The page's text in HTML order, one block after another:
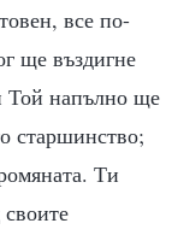
все по-
ще въздигне
Той напълно ще
старшинство;
Ти